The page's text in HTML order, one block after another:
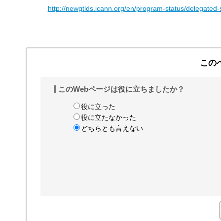
http://newgtlds.icann.org/en/program-status/delegated-
この
このWebページは役に立ちましたか？
役に立った
役に立たなかった
どちらとも言えない